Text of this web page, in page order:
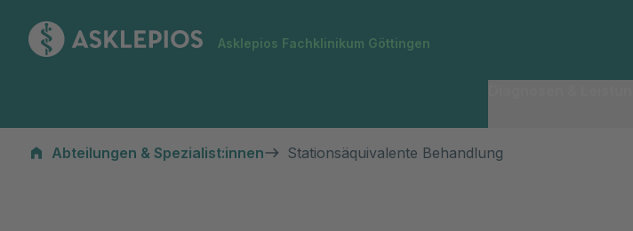
Asklepios Fachklinikum Göttingen
Abteilungen & Spezialist:innen
Stationsäquivalente Behandlung